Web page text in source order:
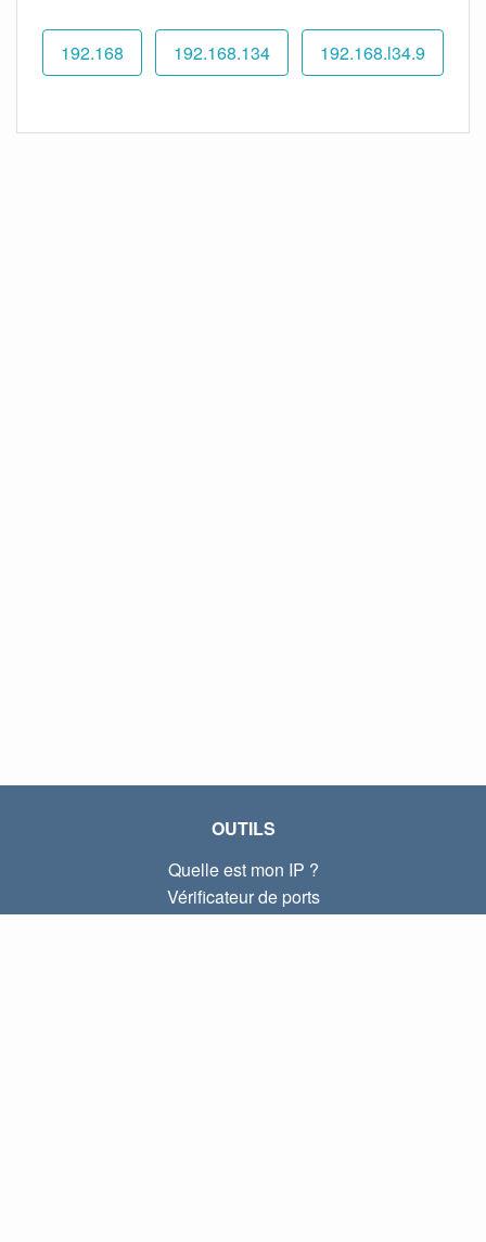
192.168 192.168.134 192.168.l34.9
OUTILS
Quelle est mon IP ?
Vérificateur de ports